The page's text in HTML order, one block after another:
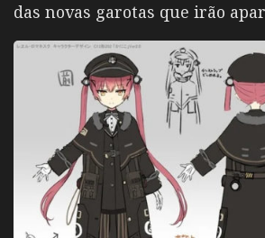
das novas garotas que irão